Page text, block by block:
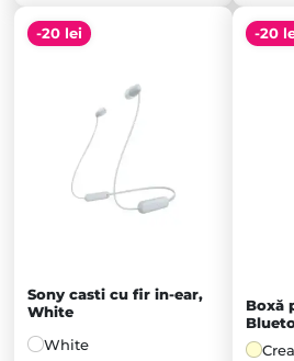
-20 lei
Sony casti cu fir in-ear,
White
White
-20
Boxă
ECO,